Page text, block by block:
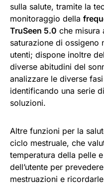
sulla salute, tramite la
monitoraggio della
TruSeen 5.0 che misura
saturazione di ossigeno
utenti; dispone inoltre
diverse abitudini del
analizzare le diverse
identificando una serie
soluzioni.
Altre funzioni per la
ciclo mestruale, che
temperatura della pelle
dell’utente per
mestruazioni e